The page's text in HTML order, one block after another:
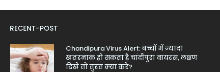
RECENT-POST
Chandipura Virus Alert: बच्चों में ज्यादा
खतरनाक हो सकता है चांदीपुरा वायरस, लक्षण
दिखें तो तुरंत क्या करें?